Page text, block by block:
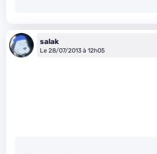
salak
Le 28/07/2013 à 12h05